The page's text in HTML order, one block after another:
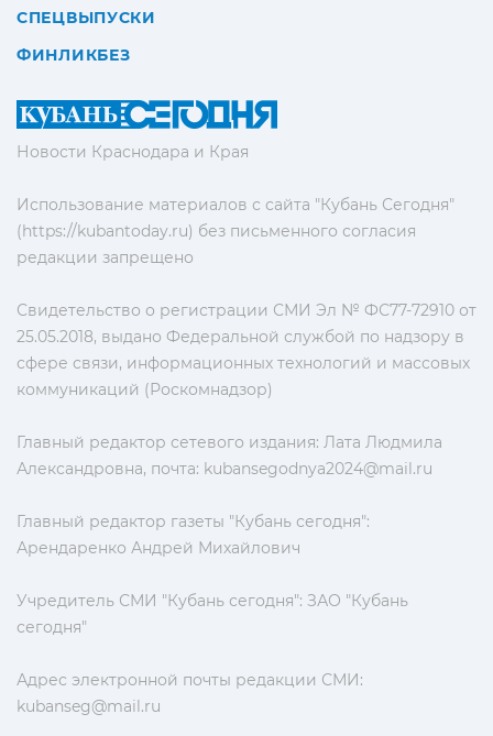
Новости Краснодара и Края
Использование материалов с сайта "Кубань Сегодня"
(https://kubantoday.ru) без письменного согласия
редакции запрещено
Свидетельство о регистрации СМИ Эл № ФС77-72910 от
25.05.2018, выдано Федеральной службой по надзору в
сфере связи, информационных технологий и массовых
коммуникаций (Роскомнадзор)
Главный редактор сетевого издания: Лата Людмила
Александровна, почта: kubansegodnya2024@mail.ru
Главный редактор газеты "Кубань сегодня":
Арендаренко Андрей Михайлович
Учредитель СМИ "Кубань сегодня": ЗАО "Кубань
сегодня"
Адрес электронной почты редакции СМИ:
kubanseg@mail.ru
СПЕЦВЫПУСКИ
ФИНЛИКБЕЗ